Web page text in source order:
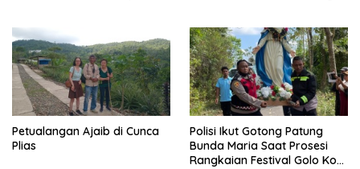
Petualangan Ajaib di Cunca
Plias
Polisi Ikut Gotong Patung
Bunda Maria Saat Prosesi
Rangkaian Festival Golo Koe